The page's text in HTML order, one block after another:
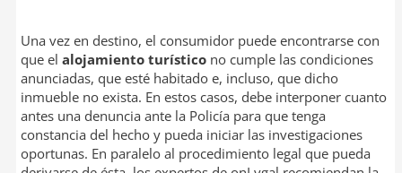
Una vez en destino, el consumidor puede encontrarse con
que el alojamiento turísticono cumple las condiciones
anunciadas, que esté habitado e, incluso, que dicho
inmueble no exista. En estos casos, debe interponer cuanto
antes una denuncia ante la Policía para que tenga
constancia del hecho y pueda iniciar las investigaciones
oportunas. En paralelo al procedimiento legal que pueda